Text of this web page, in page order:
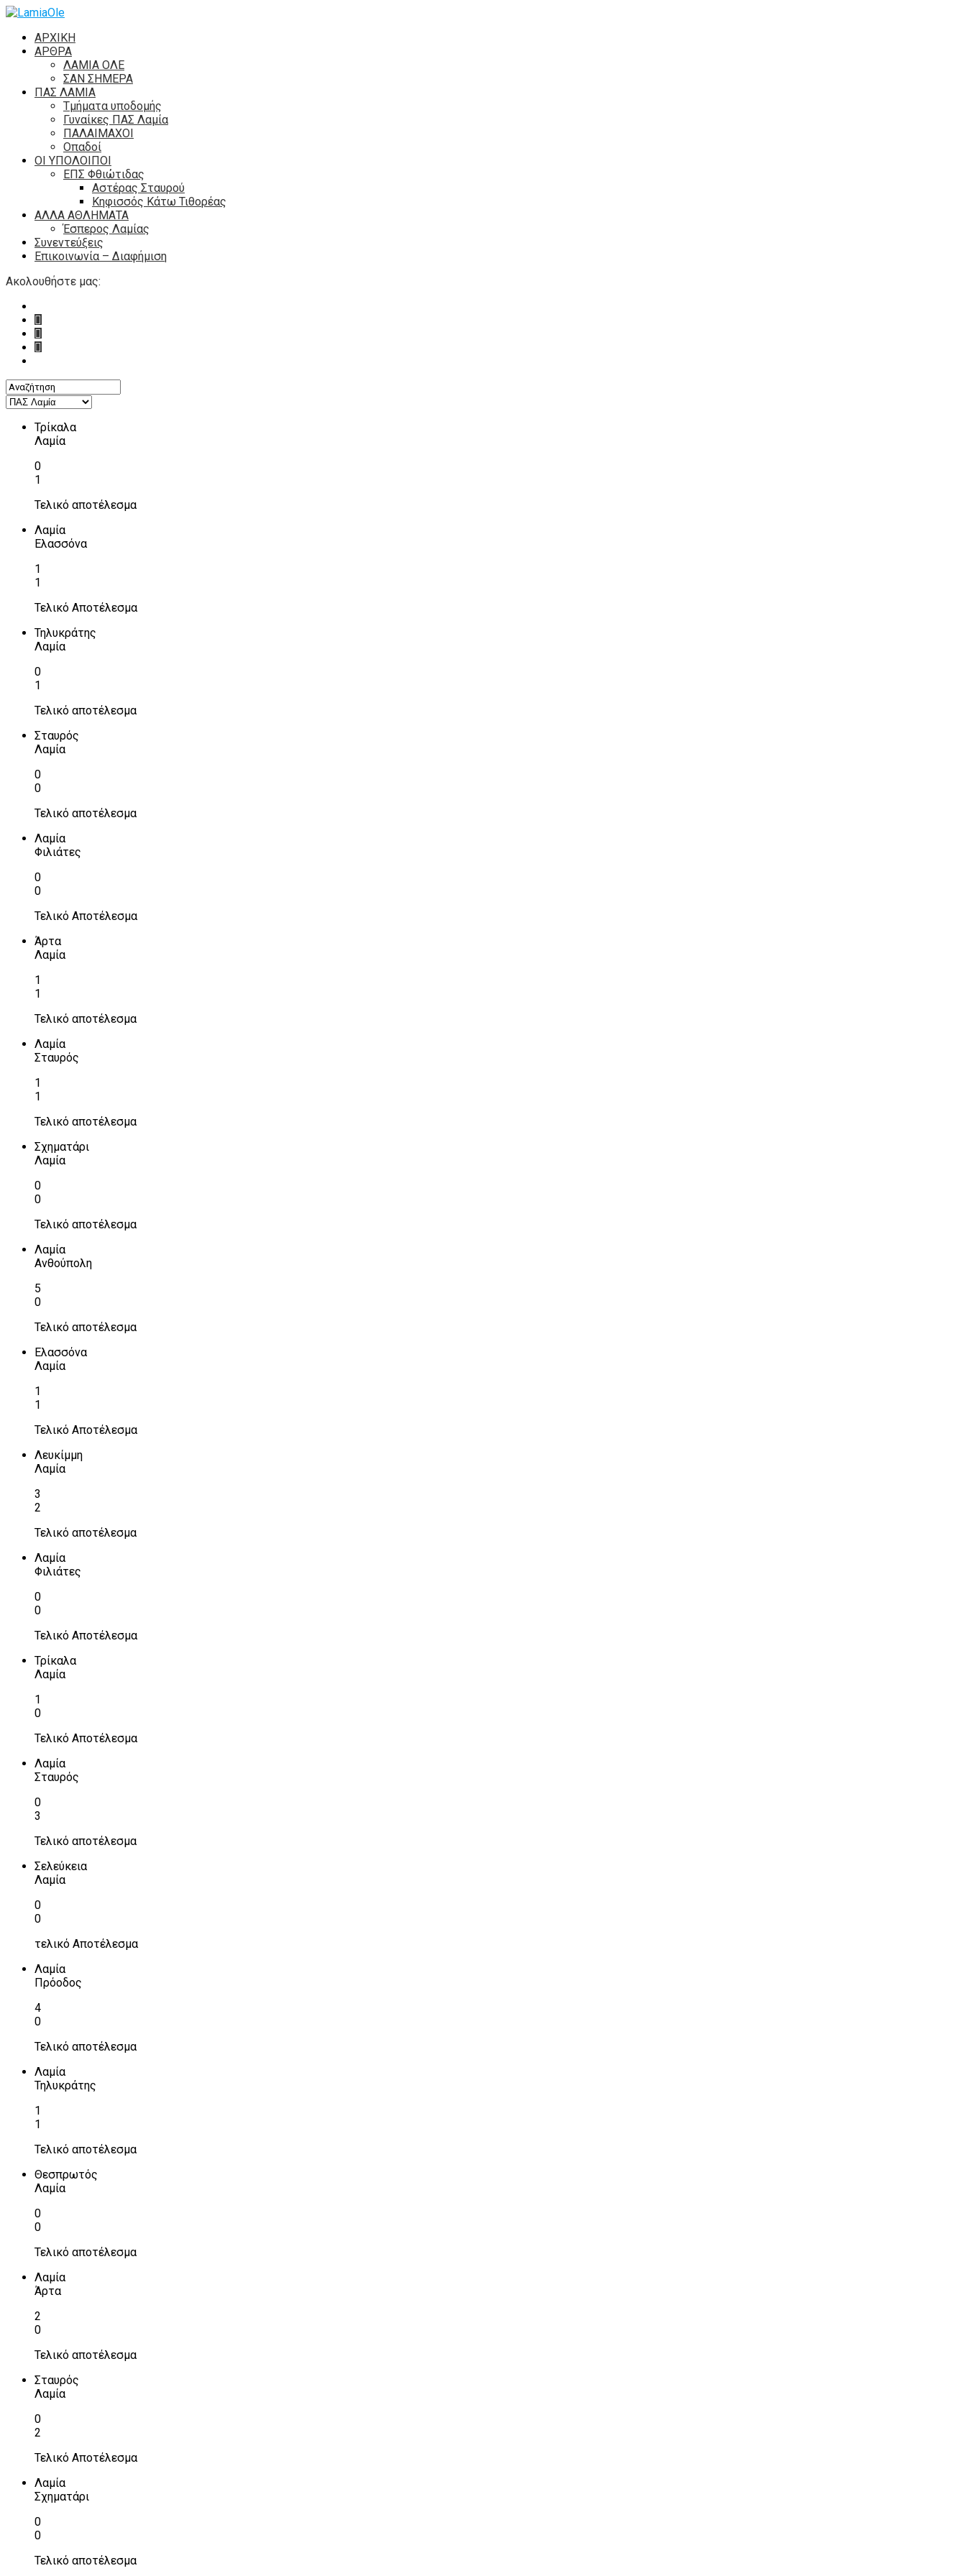
ΑΡΧΙΚΗ
ΑΡΘΡΑ
ΛΑΜΙΑ ΟΛΕ
ΣΑΝ ΣΗΜΕΡΑ
ΠΑΣ ΛΑΜΙΑ
Τμήματα υποδομής
Γυναίκες ΠΑΣ Λαμία
ΠΑΛΑΙΜΑΧΟΙ
Οπαδοί
ΟΙ ΥΠΟΛΟΙΠΟΙ
ΕΠΣ Φθιώτιδας
Αστέρας Σταυρού
Κηφισσός Κάτω Τιθορέας
ΑΛΛΑ ΑΘΛΗΜΑΤΑ
Έσπερος Λαμίας
Συνεντεύξεις
Επικοινωνία – Διαφήμιση
Ακολουθήστε μας:
Τρίκαλα
Λαμία
0
1
Τελικό αποτέλεσμα
Λαμία
Ελασσόνα
1
1
Τελικό Αποτέλεσμα
Τηλυκράτης
Λαμία
0
1
Τελικό αποτέλεσμα
Σταυρός
Λαμία
0
0
Τελικό αποτέλεσμα
Λαμία
Φιλιάτες
0
0
Τελικό Αποτέλεσμα
Άρτα
Λαμία
1
1
Τελικό αποτέλεσμα
Λαμία
Σταυρός
1
1
Τελικό αποτέλεσμα
Σχηματάρι
Λαμία
0
0
Τελικό αποτέλεσμα
Λαμία
Ανθούπολη
5
0
Τελικό αποτέλεσμα
Ελασσόνα
Λαμία
1
1
Τελικό Αποτέλεσμα
Λευκίμμη
Λαμία
3
2
Τελικό αποτέλεσμα
Λαμία
Φιλιάτες
0
0
Τελικό Αποτέλεσμα
Τρίκαλα
Λαμία
1
0
Τελικό Αποτέλεσμα
Λαμία
Σταυρός
0
3
Τελικό αποτέλεσμα
Σελεύκεια
Λαμία
0
0
τελικό Αποτέλεσμα
Λαμία
Πρόοδος
4
0
Τελικό αποτέλεσμα
Λαμία
Τηλυκράτης
1
1
Τελικό αποτέλεσμα
Θεσπρωτός
Λαμία
0
0
Τελικό αποτέλεσμα
Λαμία
Άρτα
2
0
Τελικό αποτέλεσμα
Σταυρός
Λαμία
0
2
Τελικό Αποτέλεσμα
Λαμία
Σχηματάρι
0
0
Τελικό αποτέλεσμα